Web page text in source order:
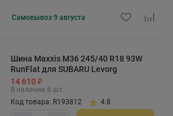
Самовывоз 9 августа
Шина Maxxis M36 245/40 R18 93W
RunFlat для SUBARU Levorg
14 610 ₽
В наличии 6 шт.
Код товара: R193812
4.8